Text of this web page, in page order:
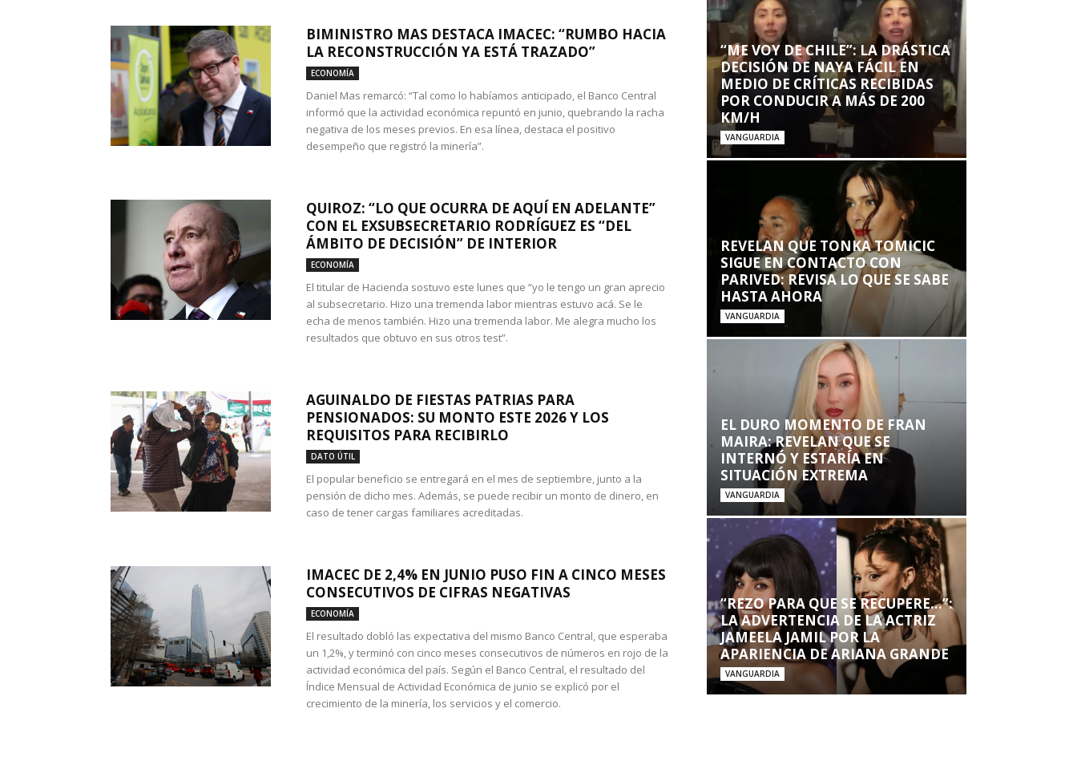
BIMINISTRO MAS DESTACA IMACEC: “RUMBO HACIA
LA RECONSTRUCCIÓN YA ESTÁ TRAZADO”
ECONOMÍA
Daniel Mas remarcó: “Tal como lo habíamos anticipado, el Banco Central
informó que la actividad económica repuntó en junio, quebrando la racha
negativa de los meses previos. En esa línea, destaca el positivo
desempeño que registró la minería”.
QUIROZ: “LO QUE OCURRA DE AQUÍ EN ADELANTE”
CON EL EXSUBSECRETARIO RODRÍGUEZ ES “DEL
ÁMBITO DE DECISIÓN” DE INTERIOR
ECONOMÍA
El titular de Hacienda sostuvo este lunes que “yo le tengo un gran aprecio
al subsecretario. Hizo una tremenda labor mientras estuvo acá. Se le
echa de menos también. Hizo una tremenda labor. Me alegra mucho los
resultados que obtuvo en sus otros test”.
AGUINALDO DE FIESTAS PATRIAS PARA
PENSIONADOS: SU MONTO ESTE 2026 Y LOS
REQUISITOS PARA RECIBIRLO
DATO ÚTIL
El popular beneficio se entregará en el mes de septiembre, junto a la
pensión de dicho mes. Además, se puede recibir un monto de dinero, en
caso de tener cargas familiares acreditadas.
IMACEC DE 2,4% EN JUNIO PUSO FIN A CINCO MESES
CONSECUTIVOS DE CIFRAS NEGATIVAS
ECONOMÍA
El resultado dobló las expectativa del mismo Banco Central, que esperaba
un 1,2%, y terminó con cinco meses consecutivos de números en rojo de la
actividad económica del país. Según el Banco Central, el resultado del
Índice Mensual de Actividad Económica de junio se explicó por el
crecimiento de la minería, los servicios y el comercio.
“ME VOY DE CHILE”: LA DRÁSTICA
DECISIÓN DE NAYA FÁCIL EN
MEDIO DE CRÍTICAS RECIBIDAS
POR CONDUCIR A MÁS DE 200
KM/H
VANGUARDIA
REVELAN QUE TONKA TOMICIC
SIGUE EN CONTACTO CON
PARIVED: REVISA LO QUE SE SABE
HASTA AHORA
VANGUARDIA
EL DURO MOMENTO DE FRAN
MAIRA: REVELAN QUE SE
INTERNÓ Y ESTARÍA EN
SITUACIÓN EXTREMA
VANGUARDIA
“REZO PARA QUE SE RECUPERE…”:
LA ADVERTENCIA DE LA ACTRIZ
JAMEELA JAMIL POR LA
APARIENCIA DE ARIANA GRANDE
VANGUARDIA